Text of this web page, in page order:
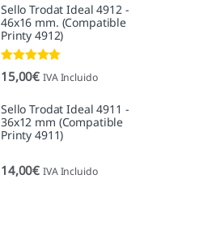
Sello Trodat Ideal 4912 -
46x16 mm. (Compatible
Printy 4912)
Valorado con
5.00de 5
15,00€ IVA Incluido
Sello Trodat Ideal 4911 -
36x12 mm (Compatible
Printy 4911)
14,00€ IVA Incluido